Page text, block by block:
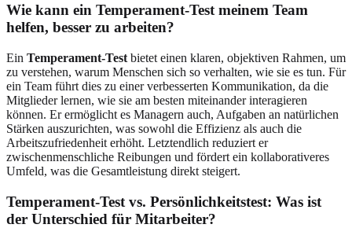
Wie kann ein Temperament-Test meinem Team
helfen, besser zu arbeiten?
Ein Temperament-Test bietet einen klaren, objektiven Rahmen, um
zu verstehen, warum Menschen sich so verhalten, wie sie es tun. Für
ein Team führt dies zu einer verbesserten Kommunikation, da die
Mitglieder lernen, wie sie am besten miteinander interagieren
können. Er ermöglicht es Managern auch, Aufgaben an natürlichen
Stärken auszurichten, was sowohl die Effizienz als auch die
Arbeitszufriedenheit erhöht. Letztendlich reduziert er
zwischenmenschliche Reibungen und fördert ein kollaborativeres
Umfeld, was die Gesamtleistung direkt steigert.
Temperament-Test vs. Persönlichkeitstest: Was ist
der Unterschied für Mitarbeiter?